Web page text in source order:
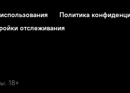
Политика
отслеживания
18+